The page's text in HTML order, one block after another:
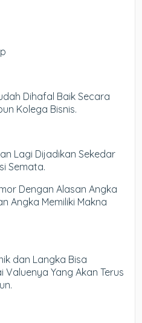
Dihafal Baik Secara
Kolega Bisnis.
Lagi Dijadikan Sekedar
Semata.
Dengan Alasan Angka
Angka Memiliki Makna
dan Langka Bisa
Valuenya Yang Akan Terus